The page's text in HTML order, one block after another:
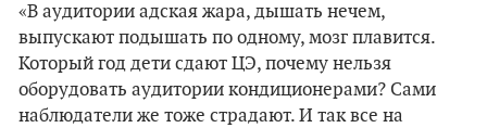
«В аудитории адская жара, дышать нечем,
выпускают подышать по одному, мозг плавится.
Который год дети сдают ЦЭ, почему нельзя
оборудовать аудитории кондиционерами? Сами
наблюдатели же тоже страдают. И так все на